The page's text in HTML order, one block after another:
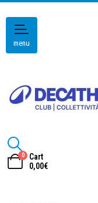
menu
0
Cart
0,00€